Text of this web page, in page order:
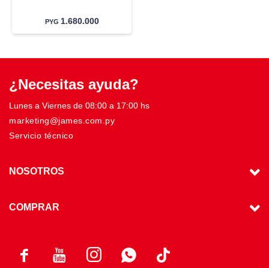
PYG 1.680.000
   
¿Necesitas ayuda?
Lunes a Viernes de 08:00 a 17:00 hs
marketing@james.com.py
Servicio técnico
NOSOTROS
COMPRAR